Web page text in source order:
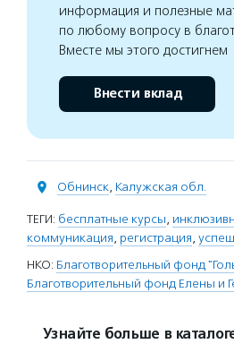
информация и полезные
по любому вопросу в
Вместе мы этого достигнем
Внести вклад
Обнинск, Калужская обл.
ТЕГИ: бесплатные курсы,
коммуникация, регистрация,
НКО: Благотворительный фонд
Благотворительный фонд Елены и
Узнайте больше в